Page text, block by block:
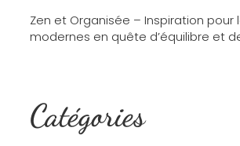
Zen et Organisée – Inspiration pour
modernes en quête d’équilibre et
Catégories